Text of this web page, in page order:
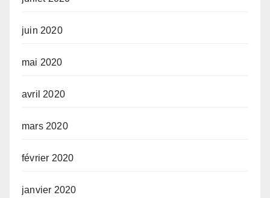
juin 2020
mai 2020
avril 2020
mars 2020
février 2020
janvier 2020